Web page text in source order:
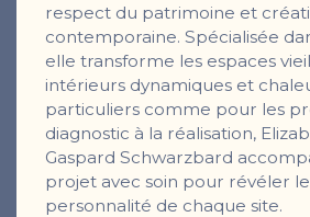
respect du patrimoine et
contemporaine. Spécialisée
elle transforme les espaces
intérieurs dynamiques et
particuliers comme pour les
diagnostic à la réalisation,
Gaspard Schwarzbard
projet avec soin pour révéler
personnalité de chaque site.